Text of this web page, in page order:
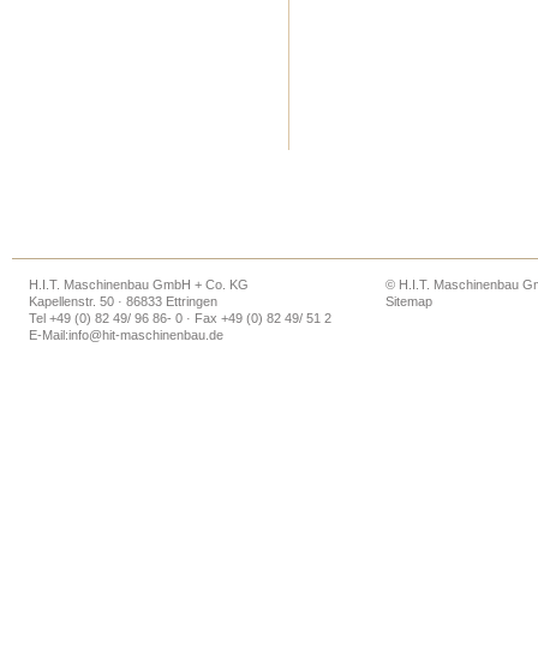
H.I.T. Maschinenbau GmbH + Co. KG
Kapellenstr. 50 · 86833 Ettringen
Tel +49 (0) 82 49/ 96 86- 0 · Fax +49 (0) 82 49/ 51 2
E-Mail:info@hit-maschinenbau.de
© H.I.T. Maschinenbau
Sitemap